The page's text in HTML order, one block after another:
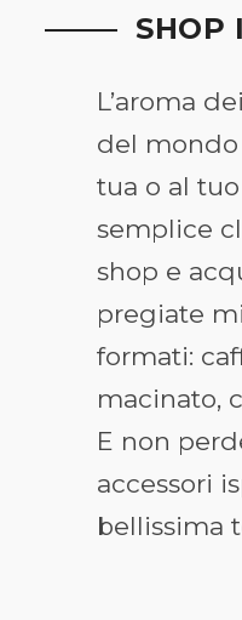
SHOP
L’aroma
del mondo
tua o al
semplice
shop e
pregiate
formati:
macinato,
E non
accessori
bellissima